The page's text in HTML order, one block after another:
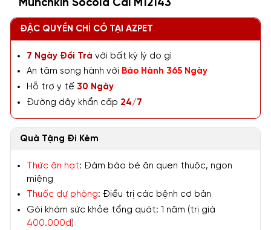
Munchkin Socola Cái M12143
ĐẶC QUYỀN CHỈ CÓ TẠI AZPET
7 Ngày Đổi Trả với bất kỳ lý do gì
An tâm song hành với Bảo Hành 365 Ngày
Hỗ trợ y tế 30 Ngày
Đường dây khẩn cấp 24/7
Quà Tặng Đi Kèm
Thức ăn hạt: Đảm bảo bé ăn quen thuộc, ngon
miệng
Thuốc dự phòng: Điều trị các bệnh cơ bản
Gói khám sức khỏe tổng quát: 1 năm (trị giá
400.000đ)